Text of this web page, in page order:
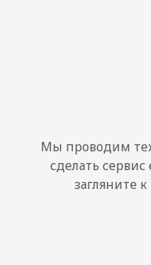
Мы проводим
сделать
загляните